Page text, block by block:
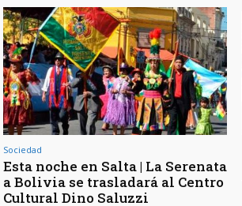
Sociedad
Esta noche en Salta | La Serenata
a Bolivia se trasladará al Centro
Cultural Dino Saluzzi